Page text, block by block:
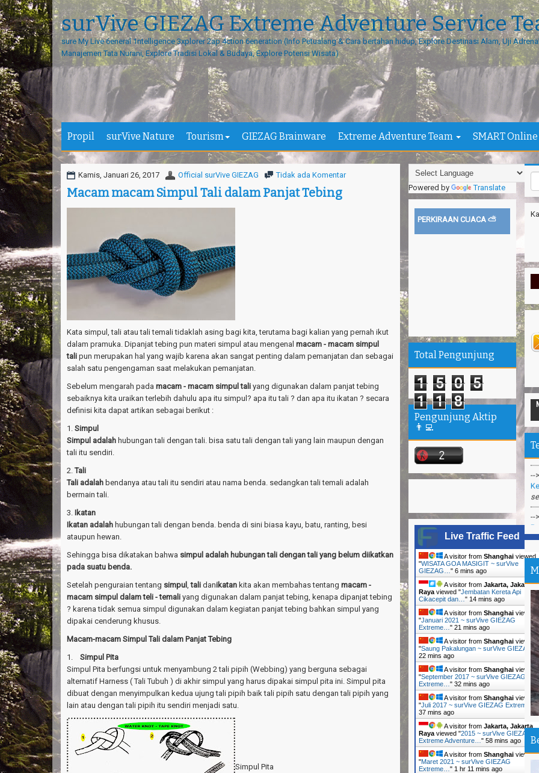
surVive GIEZAG Extreme Adventure Service
sure My Live 6eneral 1ntelligence 3xplorer 2ap 4ction 6eneration (Info Petualang & Cara bertahan hidup, Explore Destinasi Alam, Uji
Manajemen Tata Nurani, Explore Tradisi Lokal & Budaya, Explore Potensi Wisata)
Propil surVive Nature Tourism GIEZAG Brainware Extreme Adventure Team SMART Online
Kamis, Januari 26, 2017 Official surVive GIEZAG Tidak ada Komentar
Macam macam Simpul Tali dalam Panjat Tebing
Kata simpul, tali atau tali temali tidaklah asing bagi kita, terutama bagi kalian yang pernah ikut
dalam pramuka. Dipanjat tebing pun materi simpul atau mengenal macam - macam simpul
tali pun merupakan hal yang wajib karena akan sangat penting dalam pemanjatan dan sebagai
salah satu pengengaman saat melakukan pemanjatan.
Sebelum mengarah pada macam - macam simpul tali yang digunakan dalam panjat tebing
sebaiknya kita uraikan terlebih dahulu apa itu simpul? apa itu tali ? dan apa itu ikatan ? secara
definisi kita dapat artikan sebagai berikut :
1. Simpul
Simpul adalah hubungan tali dengan tali. bisa satu tali dengan tali yang lain maupun dengan
tali itu sendiri.
2.Tali
Tali adalah bendanya atau tali itu sendiri atau nama benda. sedangkan tali temali adalah
bermain tali.
3. Ikatan
Ikatan adalah hubungan tali dengan benda. benda di sini biasa kayu, batu, ranting, besi
ataupun hewan.
Sehingga bisa dikatakan bahwa simpul adalah hubungan tali dengan tali yang belum diikatkan
pada suatu benda.
Setelah penguraian tentang simpul ,tali danikatan kita akan membahas tentang macam -
macam simpul dalam teli - temali yang digunakan dalam panjat tebing, kenapa dipanjat tebing
? karena tidak semua simpul digunakan dalam kegiatan panjat tebing bahkan simpul yang
dipakai cenderung khusus.
Macam-macam Simpul Tali dalam Panjat Tebing
1. Simpul Pita
Simpul Pita berfungsi untuk menyambung 2 tali pipih (Webbing) yang berguna sebagai
alternatif Harness ( Tali Tubuh ) di akhir simpul yang harus dipakai simpul pita ini. Simpul pita
dibuat dengan menyimpulkan kedua ujung tali pipih baik tali pipih satu dengan tali pipih yang
lain atau dengan tali pipih itu sendiri menjadi satu.
Simpul Pita
Powered by Translate
PERKIRAAN CUACA ⛅
Total Pengunjung
1 5 0
5
1
1 8
Pengunjung Aktip
👨‍💻
Live Traffic Feed
A visitor from Shanghai viewed
"WISATA GOA MASIGIT ~ surVive
GIEZAG… " 6 mins ago
A visitor from Jakarta, Jakarta
Raya viewed "Jembatan Kereta Api
Cikacepit dan… " 14 mins ago
A visitor from Shanghai viewed
"Januari 2021 ~ surVive GIEZAG
Extreme… " 21 mins ago
A visitor from Shanghai viewed
"Saung Pakalungan ~ surVive GIEZAG…
22 mins ago
A visitor from Shanghai viewed
"September 2017 ~ surVive GIEZAG
Extreme… " 32 mins ago
A visitor from Shanghai viewed
"Juli 2017 ~ surVive GIEZAG Extreme…"
38 mins ago
A visitor from Jakarta, Jakarta
Raya viewed "2015 ~ surVive GIEZAG
Extreme Adventure… " 58 mins ago
A visitor from Shanghai viewed
"Maret 2021 ~ surVive GIEZAG
Extreme… " 1 hr 11 mins ago
--
--
--
--